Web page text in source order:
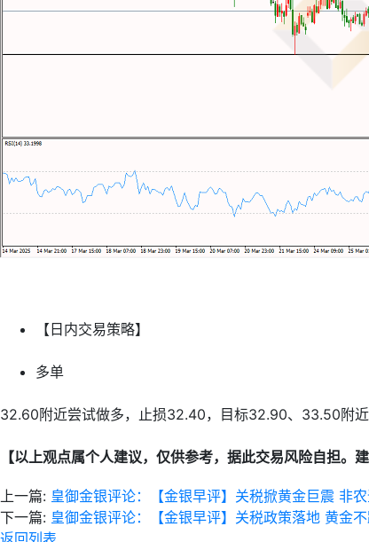
【日内交易策略】
多单
32.60附近尝试做多，止损32.40，目标32.90、33.50附近
【以上观点属个人建议，仅供参考，据此交易风险自担。
上一篇: 皇御金银评论：【金银早评】关税掀黄金巨震 非
下一篇: 皇御金银评论：【金银早评】关税政策落地 黄金
返回列表